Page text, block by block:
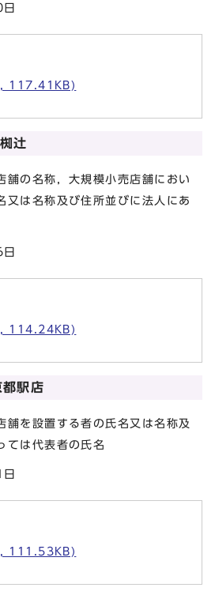
, 117.41KB)
辻
舗の名称，大規模小売店舗におい
又は名称及び住所並びに法人にあ
, 114.24KB)
駅店
舗を設置する者の氏名又は名称及
ては代表者の氏名
, 111.53KB)